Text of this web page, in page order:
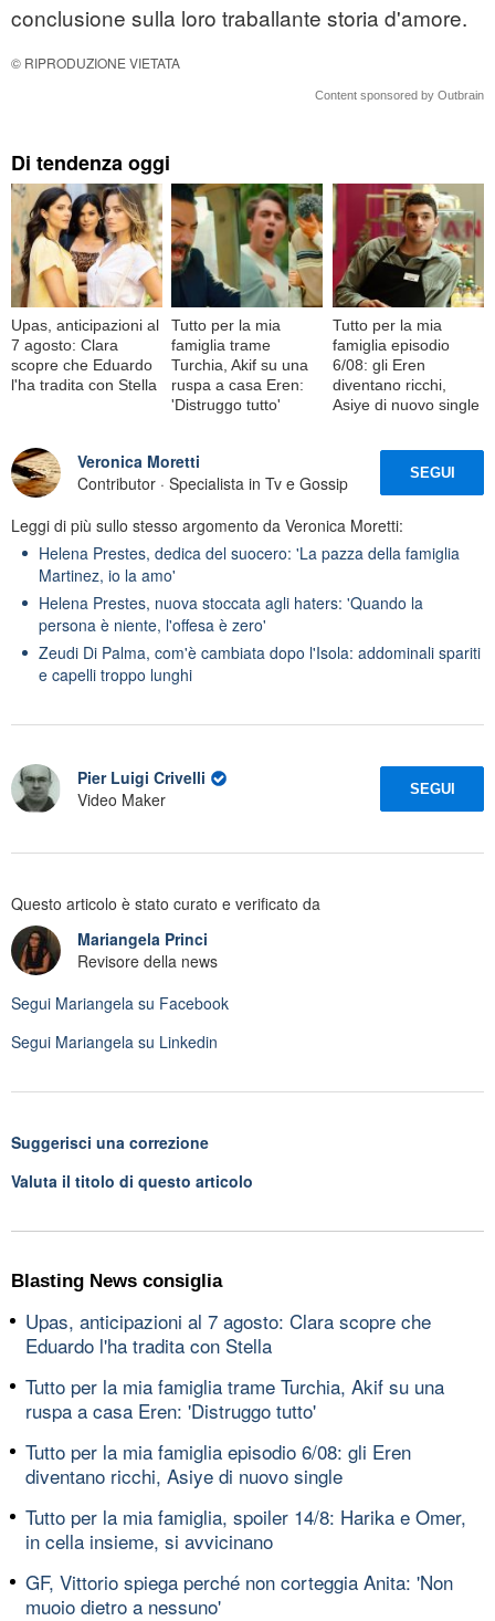
conclusione sulla loro traballante storia d'amore.
© RIPRODUZIONE VIETATA
Content sponsored by Outbrain
Di tendenza oggi
Upas, anticipazioni al
7 agosto: Clara
scopre che Eduardo
l'ha tradita con Stella
Tutto per la mia
famiglia trame
Turchia, Akif su una
ruspa a casa Eren:
'Distruggo tutto'
Tutto per la mia
famiglia episodio
6/08: gli Eren
diventano ricchi,
Asiye di nuovo single
Veronica Moretti
Contributor · Specialista in Tv e Gossip
SEGUI
Leggi di più sullo stesso argomento da Veronica Moretti:
Helena Prestes, dedica del suocero: 'La pazza della famiglia
Martinez, io la amo'
Helena Prestes, nuova stoccata agli haters: 'Quando la
persona è niente, l'offesa è zero'
Zeudi Di Palma, com'è cambiata dopo l'Isola: addominali spariti
e capelli troppo lunghi
Pier Luigi Crivelli
Video Maker
SEGUI
Questo articolo è stato curato e verificato da
Mariangela Princi
Revisore della news
Segui Mariangela su Facebook
Segui Mariangela su Linkedin
Suggerisci una correzione
Valuta il titolo di questo articolo
Blasting News consiglia
Upas, anticipazioni al 7 agosto: Clara scopre che
Eduardo l'ha tradita con Stella
Tutto per la mia famiglia trame Turchia, Akif su una
ruspa a casa Eren: 'Distruggo tutto'
Tutto per la mia famiglia episodio 6/08: gli Eren
diventano ricchi, Asiye di nuovo single
Tutto per la mia famiglia, spoiler 14/8: Harika e Omer,
in cella insieme, si avvicinano
GF, Vittorio spiega perché non corteggia Anita: 'Non
muoio dietro a nessuno'